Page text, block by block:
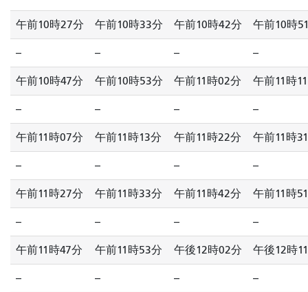
午前10時27分 午前10時33分 午前10時42分 午前10時
-- -- -- --
午前10時47分 午前10時53分 午前11時02分 午前11時
-- -- -- --
午前11時07分 午前11時13分 午前11時22分 午前11時
-- -- -- --
午前11時27分 午前11時33分 午前11時42分 午前11時
-- -- -- --
午前11時47分 午前11時53分 午後12時02分 午後12時
-- -- -- --